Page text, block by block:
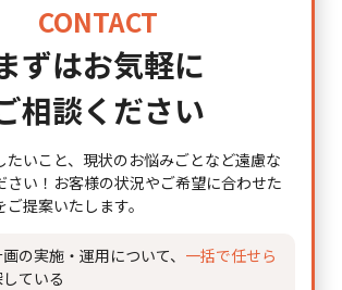
CONTACT
ずはお気軽に
相談ください
たいこと、現状のお悩みごとなど遠慮な
い！ お客様の状況やご希望に合わせた
提案いたします。
の実施・運用について、 一括で任せら
ている